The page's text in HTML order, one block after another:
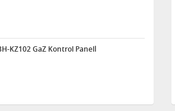
KZ102 GaZ Kontrol Panelİ